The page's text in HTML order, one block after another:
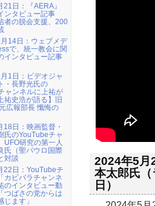
2024年5月
本太郎氏
日）
日：『AERA』
ンタビュー記事
者の脱会支援、200
14日：ウェブメデ
で、統一教会に関
インタビュー記事
1日：ビデオジャ
・長野光氏の
ャンネルに上祐が
祐史浩が語る】旧
広報部長 懺悔の
18日：映画監督・
氏のYouTubeチャ
UFO研究の第一人
氏（聖パウロ国際
対談
22日：YouTubeチ
カピバラチャンネ
のインタビュー動
つばさの党からは
じます」